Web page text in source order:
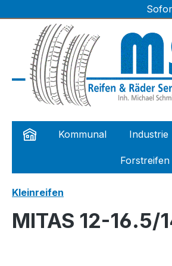
Zur Hauptnavigation springen
Kommunal Industrie
Forstreifen
Kleinreifen
MITAS 12-16.5/